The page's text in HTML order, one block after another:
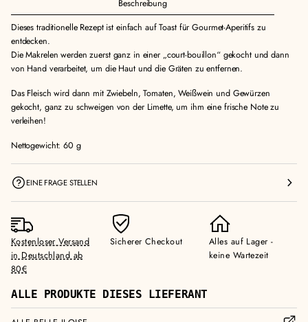
Beschreibung
Dieses traditionelle Rezept ist einfach auf Toast für Gourmet-Aperitifs zu
entdecken.
Die Makrelen werden zuerst ganz in einer „court-bouillon“ gekocht und dann
von Hand verarbeitet, um die Haut und die Gräten zu entfernen.
Das Fleisch wird dann mit Zwiebeln, Tomaten, Weißwein und Gewürzen
gekocht, ganz zu schweigen von der Limette, um ihm eine frische Note zu
verleihen!
Nettogewicht: 60 g
EINE FRAGE STELLEN
Kostenloser Versand
in Deutschland ab
80€
Sicherer Checkout
Alles auf Lager -
keine Wartezeit
ALLE PRODUKTE DIESES LIEFERANT